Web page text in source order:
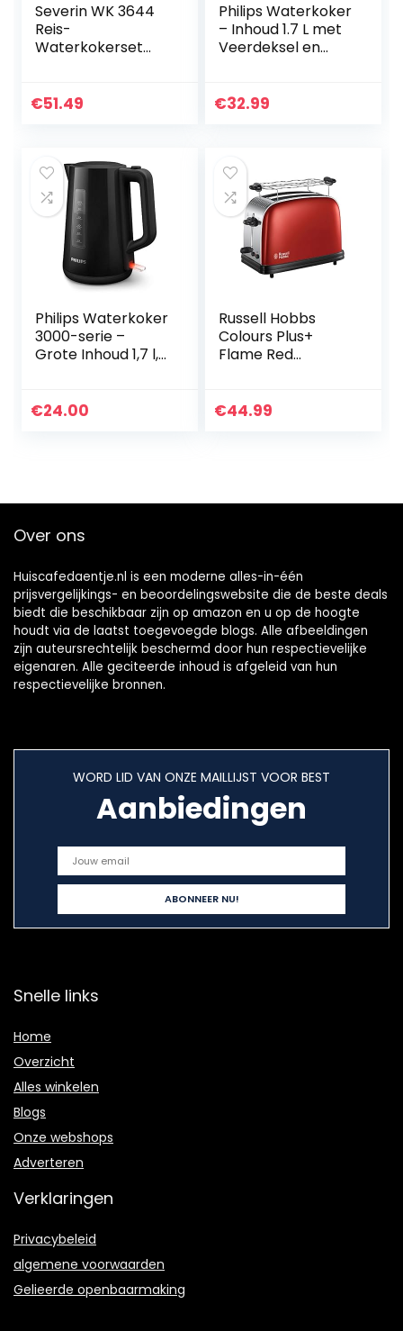
Severin WK 3644
Reis-
Waterkokerset
Kopjes en 2
€51.49
Philips Waterkoker
– Inhoud 1.7 L met
Veerdeksel en
(HD9350/90)
€32.99
Philips Waterkoker
3000-serie –
Grote Inhoud 1,7 l,
Kopjesaanduiding,
360° Snoerloze
controller
€24.00
Russell Hobbs
Colours Plus+
Flame Red
Sleuven, Extra Snel,
€44.99
Over ons
Huiscafedaentje.nl is een moderne alles-in-één
prijsvergelijkings- en beoordelingswebsite die de beste deals
biedt die beschikbaar zijn op amazon en u op de hoogte
houdt via de laatst toegevoegde blogs. Alle afbeeldingen
zijn auteursrechtelijk beschermd door hun respectievelijke
eigenaren. Alle geciteerde inhoud is afgeleid van hun
respectievelijke bronnen.
WORD LID VAN ONZE MAILLIJST VOOR BEST
Aanbiedingen
Snelle links
Home
Overzicht
Alles winkelen
Blogs
Onze webshops
Adverteren
Verklaringen
Privacybeleid
algemene voorwaarden
Gelieerde openbaarmaking